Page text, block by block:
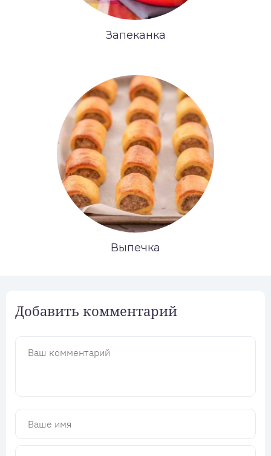
Запеканка
Выпечка
Добавить комментарий